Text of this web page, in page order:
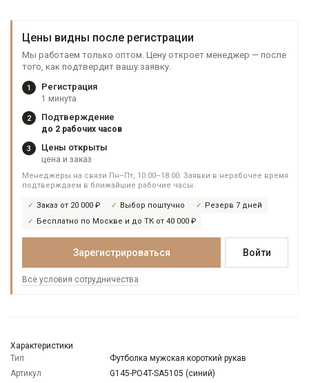
Цены видны после регистрации
Мы работаем только оптом. Цену откроет менеджер — после
того, как подтвердит вашу заявку.
1 Регистрация
1 минута
2 Подтверждение
до 2 рабочих часов
3 Цены открыты
цена и заказ
Менеджеры на связи Пн–Пт, 10:00–18:00. Заявки в нерабочее время
подтверждаем в ближайшие рабочие часы.
Заказ от 20 000 ₽ Выбор поштучно
Резерв 7 дней
Бесплатно по Москве и до ТК от 40 000 ₽
Зарегистрироваться Войти
Все условия сотрудничества
Характеристики
Тип
Футболка мужская короткий рукав
Артикул
G145-PO4T-SA5105 (синий)